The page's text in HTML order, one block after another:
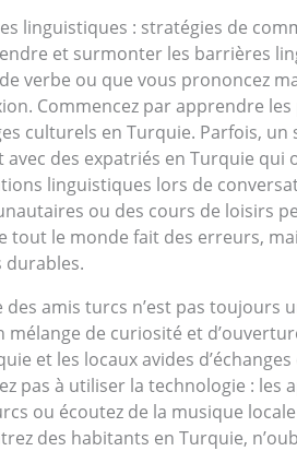
linguistiques : stratégies de
et surmonter les barrières
verbe ou que vous prononcez
Commencez par apprendre
culturels en Turquie. Parfois,
avec des expatriés en Turquie
linguistiques lors de
ou des cours de loisirs
tout le monde fait des erreurs,
durables.
des amis turcs n’est pas toujours
mélange de curiosité et
et les locaux avides
pas à utiliser la technologie :
ou écoutez de la musique
des habitants en Turquie,